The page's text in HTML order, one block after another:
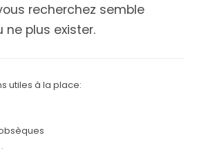
funéraires
16
17
PERRET
recherchez semble
ne plus exister.
utiles à la place: